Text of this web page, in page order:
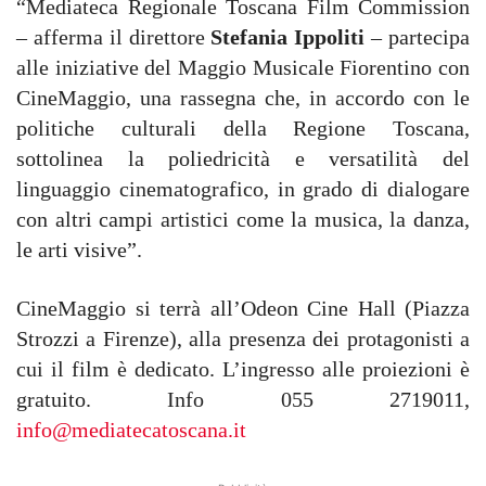
“Mediateca Regionale Toscana Film Commission
– afferma il direttore Stefania Ippoliti – partecipa
alle iniziative del Maggio Musicale Fiorentino con
CineMaggio, una rassegna che, in accordo con le
politiche culturali della Regione Toscana,
sottolinea la poliedricità e versatilità del
linguaggio cinematografico, in grado di dialogare
con altri campi artistici come la musica, la danza,
le arti visive”.
CineMaggio si terrà all’Odeon Cine Hall (Piazza
Strozzi a Firenze), alla presenza dei protagonisti a
cui il film è dedicato. L’ingresso alle proiezioni è
gratuito. Info 055 2719011,
info@mediatecatoscana.it